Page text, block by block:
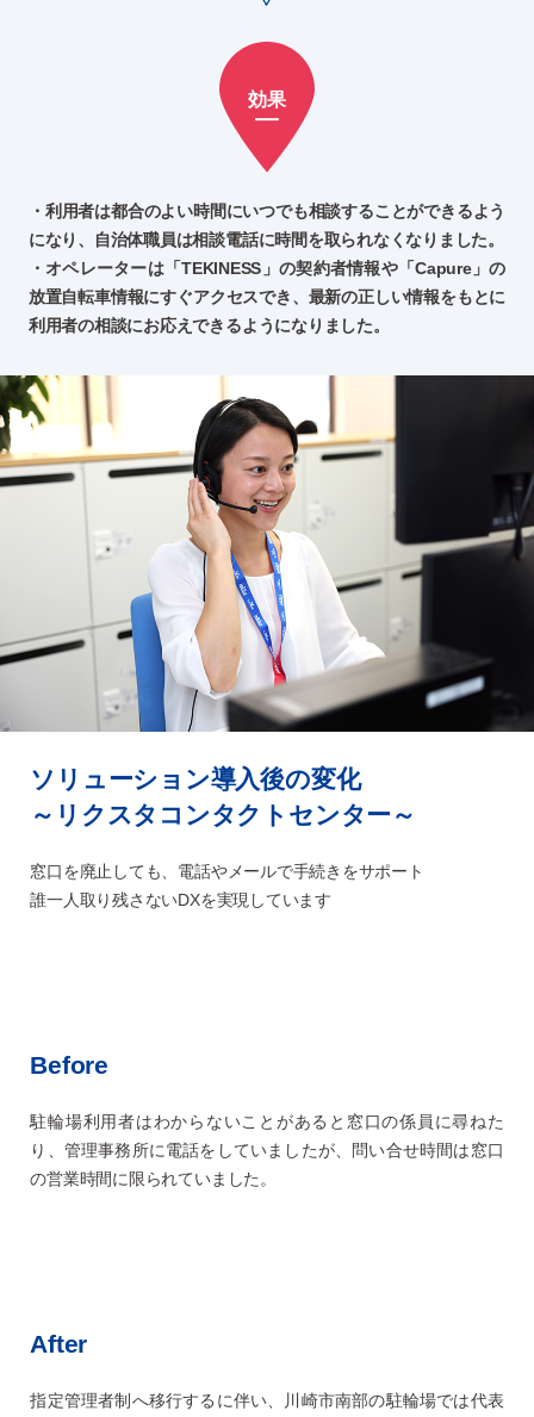
効果
利用者は都合のよい時間にいつでも相談することができるよう
になり、自治体職員は相談電話に時間を取られなくなりました。
オペレーターは「TEKINESS」の契約者情報や「Capure」の
放置自転車情報にすぐアクセスでき、最新の正しい情報をもとに
利用者の相談にお応えできるようになりました。
ソリューション導入後の変化
～リクスタコンタクトセンター～
窓口を廃止しても、電話やメールで手続きをサポート
誰一人取り残さないDXを実現しています
Before
駐輪場利用者はわからないことがあると窓口の係員に尋ねた
り、管理事務所に電話をしていましたが、問い合せ時間は窓口
の営業時間に限られていました。
After
指定管理者制へ移行するに伴い、川崎市南部の駐輪場では代表